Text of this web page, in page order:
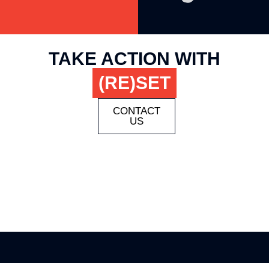
TAKE ACTION WITH
(RE)SET
CONTACT
US